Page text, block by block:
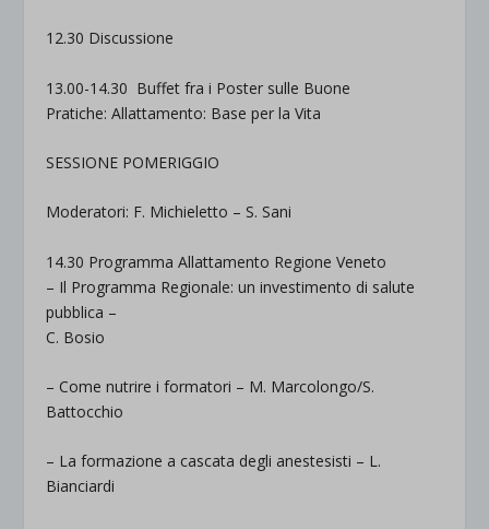
12.30 Discussione
13.00-14.30 Buffet fra i Poster sulle Buone
Pratiche: Allattamento: Base per la Vita
SESSIONE POMERIGGIO
Moderatori: F. Michieletto – S. Sani
14.30 Programma Allattamento Regione Veneto
– Il Programma Regionale: un investimento di salute
pubblica –
C. Bosio
– Come nutrire i formatori – M. Marcolongo/S.
Battocchio
– La formazione a cascata degli anestesisti – L.
Bianciardi